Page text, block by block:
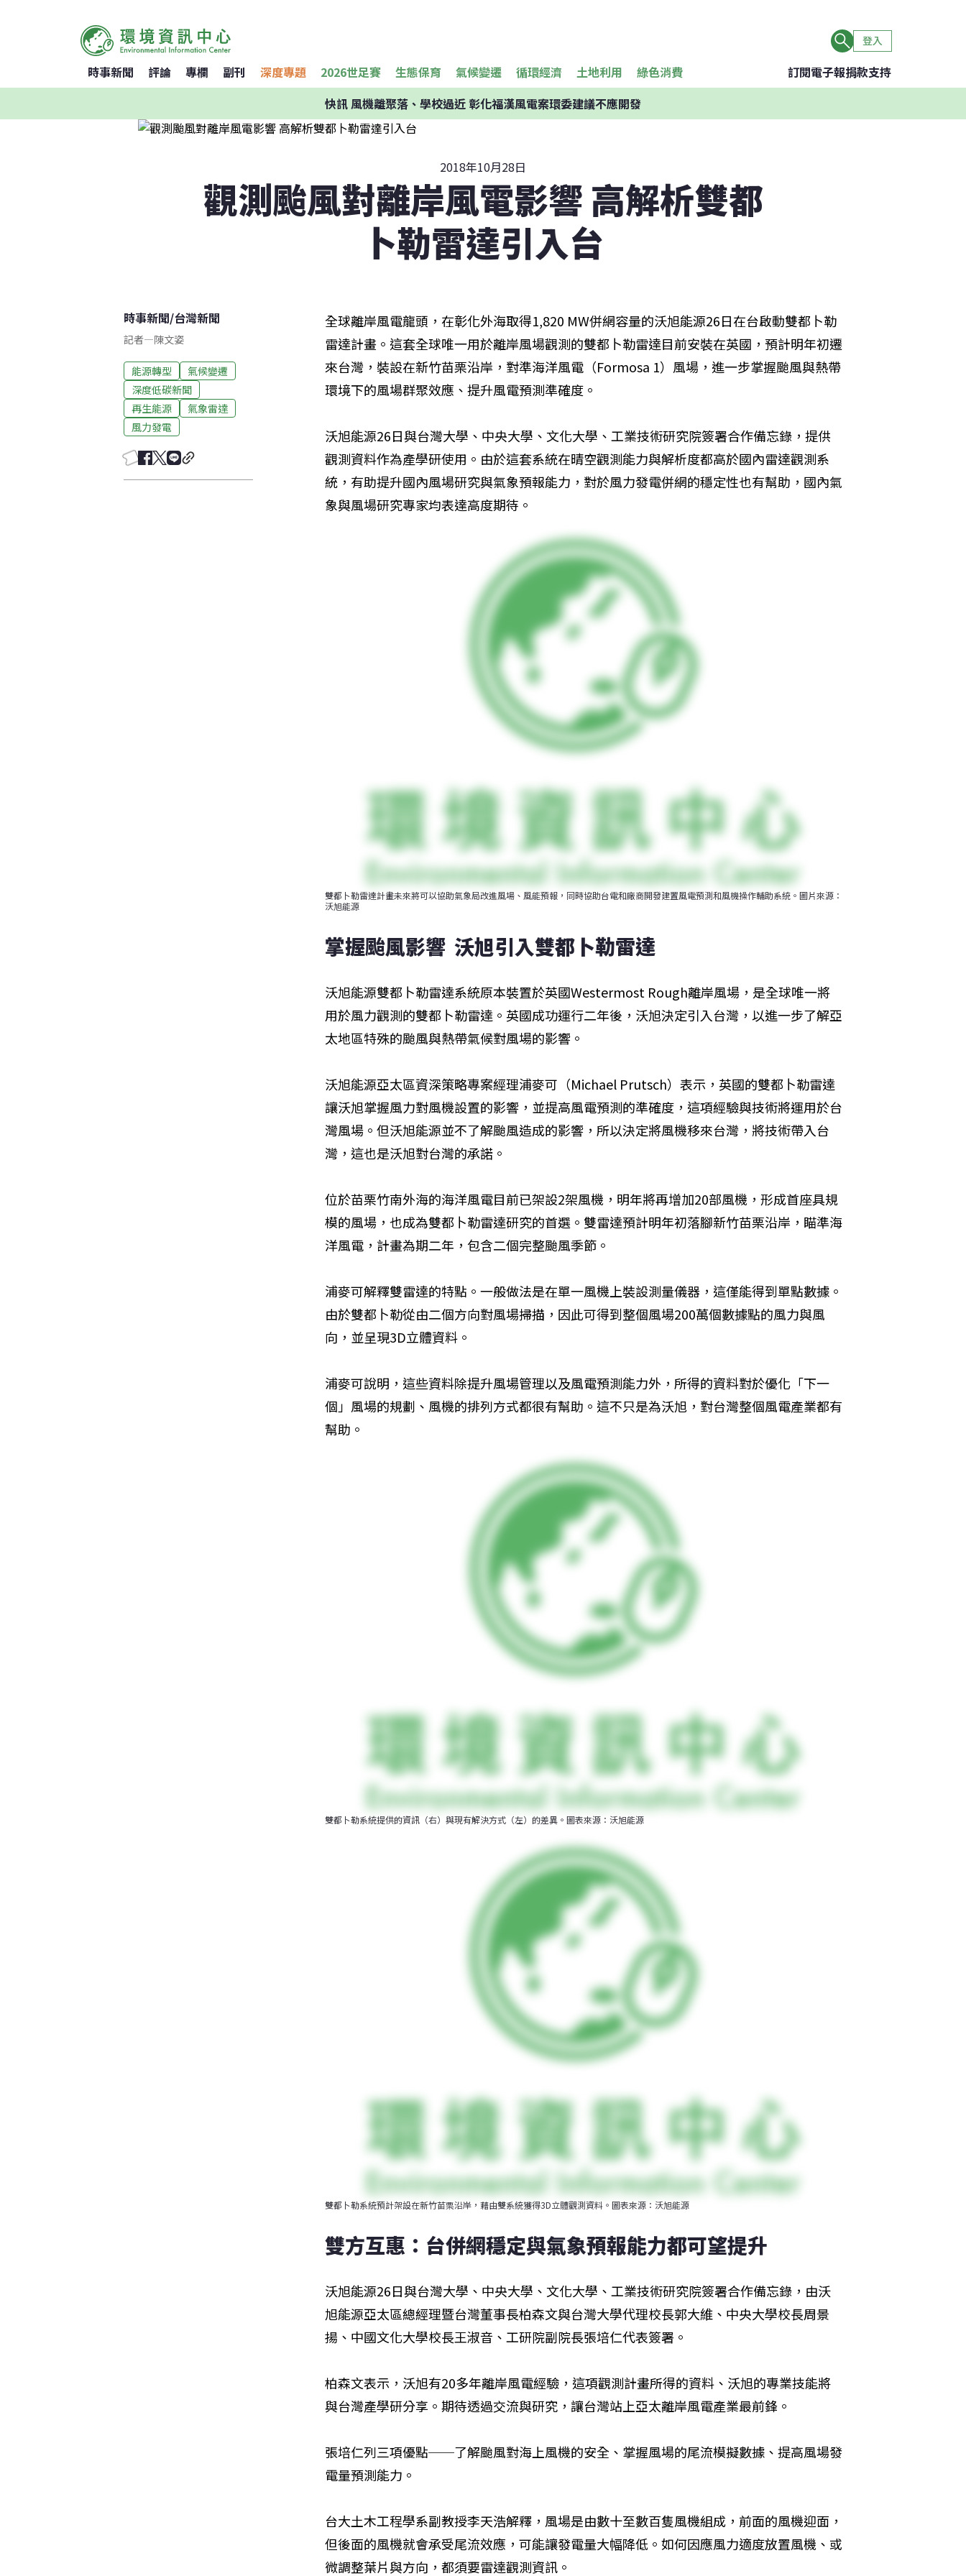
登入
時事新聞 評論 專欄 副刊 深度專題 2026世足賽 生態保育 氣候變遷 循環經濟 土地利用 綠色消費 訂閱電子報捐款支持
快訊風機離聚落、學校過近 彰化福漢風電案環委建議不應開發
2018年10月28日
觀測颱風對離岸風電影響 高解析雙都
卜勒雷達引入台
時事新聞/台灣新聞
記者—陳文姿
能源轉型
氣候變遷
深度低碳新聞
再生能源
氣象雷達
風力發電
全球離岸風電龍頭，在彰化外海取得1,820 MW併網容量的沃旭能源26日在台啟動雙都卜勒
雷達計畫。這套全球唯一用於離岸風場觀測的雙都卜勒雷達目前安裝在英國，預計明年初遷
來台灣，裝設在新竹苗栗沿岸，對準海洋風電（Formosa 1）風場，進一步掌握颱風與熱帶
環境下的風場群聚效應、提升風電預測準確度。
沃旭能源26日與台灣大學、中央大學、文化大學、工業技術研究院簽署合作備忘錄，提供
觀測資料作為產學研使用。由於這套系統在晴空觀測能力與解析度都高於國內雷達觀測系
統，有助提升國內風場研究與氣象預報能力，對於風力發電併網的穩定性也有幫助，國內氣
象與風場研究專家均表達高度期待。
雙都卜勒雷達計畫未來將可以協助氣象局改進風場、風能預報，同時協助台電和廠商開發建置風電預測和風機操作輔助系統。圖片來源：
沃旭能源
掌握颱風影響  沃旭引入雙都卜勒雷達
沃旭能源雙都卜勒雷達系統原本裝置於英國Westermost Rough離岸風場，是全球唯一將
用於風力觀測的雙都卜勒雷達。英國成功運行二年後，沃旭決定引入台灣，以進一步了解亞
太地區特殊的颱風與熱帶氣候對風場的影響。
沃旭能源亞太區資深策略專案經理浦麥可（Michael Prutsch）表示，英國的雙都卜勒雷達
讓沃旭掌握風力對風機設置的影響，並提高風電預測的準確度，這項經驗與技術將運用於台
灣風場。但沃旭能源並不了解颱風造成的影響，所以決定將風機移來台灣，將技術帶入台
灣，這也是沃旭對台灣的承諾。
位於苗栗竹南外海的海洋風電目前已架設2架風機，明年將再增加20部風機，形成首座具規
模的風場，也成為雙都卜勒雷達研究的首選。雙雷達預計明年初落腳新竹苗栗沿岸，瞄準海
洋風電，計畫為期二年，包含二個完整颱風季節。
浦麥可解釋雙雷達的特點。一般做法是在單一風機上裝設測量儀器，這僅能得到單點數據。
由於雙都卜勒從由二個方向對風場掃描，因此可得到整個風場200萬個數據點的風力與風
向，並呈現3D立體資料。
浦麥可說明，這些資料除提升風場管理以及風電預測能力外，所得的資料對於優化「下一
個」風場的規劃、風機的排列方式都很有幫助。這不只是為沃旭，對台灣整個風電產業都有
幫助。
雙都卜勒系統提供的資訊（右）與現有解決方式（左）的差異。圖表來源：沃旭能源
雙都卜勒系統預計架設在新竹苗栗沿岸，藉由雙系統獲得3D立體觀測資料。圖表來源：沃旭能源
雙方互惠：台併網穩定與氣象預報能力都可望提升
沃旭能源26日與台灣大學、中央大學、文化大學、工業技術研究院簽署合作備忘錄，由沃
旭能源亞太區總經理暨台灣董事長柏森文與台灣大學代理校長郭大維、中央大學校長周景
揚、中國文化大學校長王淑音、工研院副院長張培仁代表簽署。
柏森文表示，沃旭有20多年離岸風電經驗，這項觀測計畫所得的資料、沃旭的專業技能將
與台灣產學研分享。期待透過交流與研究，讓台灣站上亞太離岸風電產業最前鋒。
張培仁列三項優點──了解颱風對海上風機的安全、掌握風場的尾流模擬數據、提高風場發
電量預測能力。
台大土木工程學系副教授李天浩解釋，風場是由數十至數百隻風機組成，前面的風機迎面，
但後面的風機就會承受尾流效應，可能讓發電量大幅降低。如何因應風力適度放置風機、或
微調整葉片與方向，都須要雷達觀測資訊。